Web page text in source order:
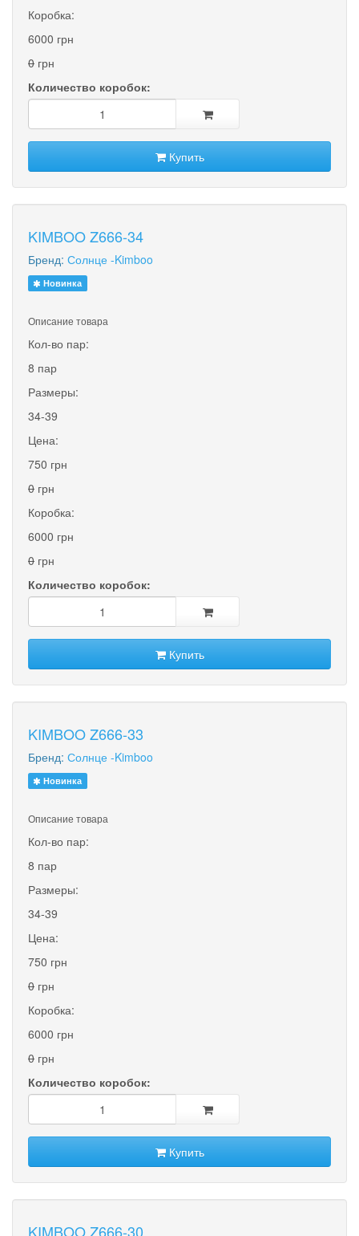
Коробка:
6000 грн
0 грн
Количество коробок:
Купить
KIMBOO Z666-34
Бренд: Солнце -Kimboo
Новинка
Описание товара
Кол-во пар:
8 пар
Размеры:
34-39
Цена:
750 грн
0 грн
Коробка:
6000 грн
0 грн
Количество коробок:
Купить
KIMBOO Z666-33
Бренд: Солнце -Kimboo
Новинка
Описание товара
Кол-во пар:
8 пар
Размеры:
34-39
Цена:
750 грн
0 грн
Коробка:
6000 грн
0 грн
Количество коробок:
Купить
KIMBOO Z666-30